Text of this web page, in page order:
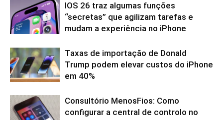
IOS 26 traz algumas funções
“secretas” que agilizam tarefas e
mudam a experiência no iPhone
Taxas de importação de Donald
Trump podem elevar custos do iPhone
em 40%
Consultório MenosFios: Como
configurar a central de controlo no